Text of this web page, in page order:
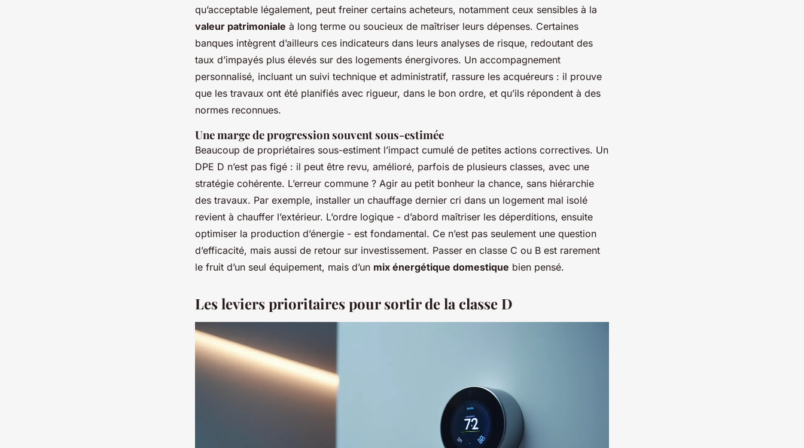
qu’acceptable légalement, peut freiner certains acheteurs, notamment ceux sensibles à la
valeur patrimoniale à long terme ou soucieux de maîtriser leurs dépenses. Certaines
banques intègrent d’ailleurs ces indicateurs dans leurs analyses de risque, redoutant des
taux d’impayés plus élevés sur des logements énergivores. Un accompagnement
personnalisé, incluant un suivi technique et administratif, rassure les acquéreurs : il prouve
que les travaux ont été planifiés avec rigueur, dans le bon ordre, et qu’ils répondent à des
normes reconnues.
Une marge de progression souvent sous-estimée
Beaucoup de propriétaires sous-estiment l’impact cumulé de petites actions correctives. Un
DPE D n’est pas figé : il peut être revu, amélioré, parfois de plusieurs classes, avec une
stratégie cohérente. L’erreur commune ? Agir au petit bonheur la chance, sans hiérarchie
des travaux. Par exemple, installer un chauffage dernier cri dans un logement mal isolé
revient à chauffer l’extérieur. L’ordre logique - d’abord maîtriser les déperditions, ensuite
optimiser la production d’énergie - est fondamental. Ce n’est pas seulement une question
d’efficacité, mais aussi de retour sur investissement. Passer en classe C ou B est rarement
le fruit d’un seul équipement, mais d’un mix énergétique domestique bien pensé.
Les leviers prioritaires pour sortir de la classe D